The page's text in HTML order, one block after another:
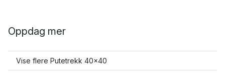
Oppdag mer
Vise flere Putetrekk 40x40